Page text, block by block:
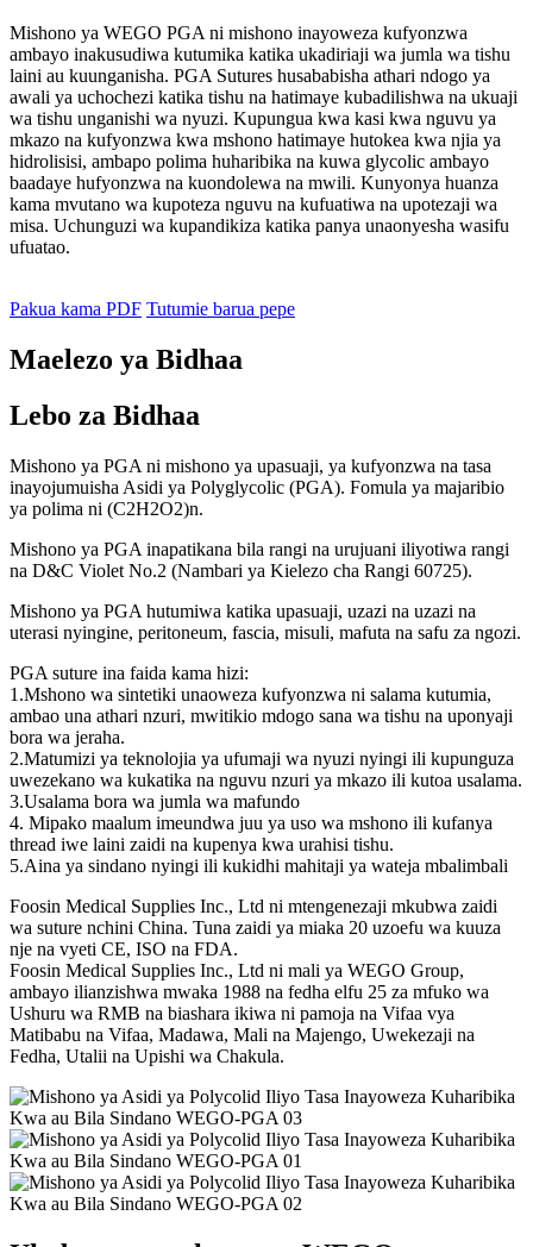
Mishono ya WEGO PGA ni mishono inayoweza kufyonzwa
ambayo inakusudiwa kutumika katika ukadiriaji wa jumla wa tishu
laini au kuunganisha. PGA Sutures husababisha athari ndogo ya
awali ya uchochezi katika tishu na hatimaye kubadilishwa na ukuaji
wa tishu unganishi wa nyuzi. Kupungua kwa kasi kwa nguvu ya
mkazo na kufyonzwa kwa mshono hatimaye hutokea kwa njia ya
hidrolisisi, ambapo polima huharibika na kuwa glycolic ambayo
baadaye hufyonzwa na kuondolewa na mwili. Kunyonya huanza
kama mvutano wa kupoteza nguvu na kufuatiwa na upotezaji wa
misa. Uchunguzi wa kupandikiza katika panya unaonyesha wasifu
ufuatao.
Pakua kama PDF Tutumie barua pepe
Maelezo ya Bidhaa
Lebo za Bidhaa
Mishono ya PGA ni mishono ya upasuaji, ya kufyonzwa na tasa
inayojumuisha Asidi ya Polyglycolic (PGA). Fomula ya majaribio
ya polima ni (C2H2O2)n.
Mishono ya PGA inapatikana bila rangi na urujuani iliyotiwa rangi
na D&C Violet No.2 (Nambari ya Kielezo cha Rangi 60725).
Mishono ya PGA hutumiwa katika upasuaji, uzazi na uzazi na
uterasi nyingine, peritoneum, fascia, misuli, mafuta na safu za ngozi.
PGA suture ina faida kama hizi:
1.Mshono wa sintetiki unaoweza kufyonzwa ni salama kutumia,
ambao una athari nzuri, mwitikio mdogo sana wa tishu na uponyaji
bora wa jeraha.
2.Matumizi ya teknolojia ya ufumaji wa nyuzi nyingi ili kupunguza
uwezekano wa kukatika na nguvu nzuri ya mkazo ili kutoa usalama.
3.Usalama bora wa jumla wa mafundo
4. Mipako maalum imeundwa juu ya uso wa mshono ili kufanya
thread iwe laini zaidi na kupenya kwa urahisi tishu.
5.Aina ya sindano nyingi ili kukidhi mahitaji ya wateja mbalimbali
Foosin Medical Supplies Inc., Ltd ni mtengenezaji mkubwa zaidi
wa suture nchini China. Tuna zaidi ya miaka 20 uzoefu wa kuuza
nje na vyeti CE, ISO na FDA.
Foosin Medical Supplies Inc., Ltd ni mali ya WEGO Group,
ambayo ilianzishwa mwaka 1988 na fedha elfu 25 za mfuko wa
Ushuru wa RMB na biashara ikiwa ni pamoja na Vifaa vya
Matibabu na Vifaa, Madawa, Mali na Majengo, Uwekezaji na
Fedha, Utalii na Upishi wa Chakula.